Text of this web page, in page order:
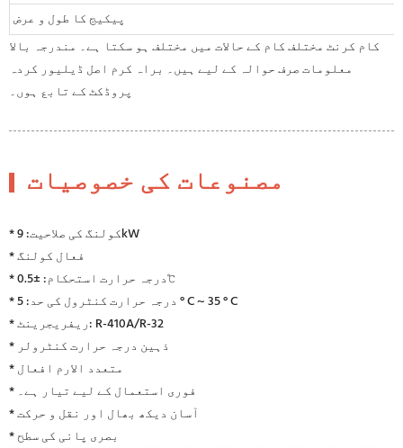
پیکیج کا طول و عرض
کام کرنٹ مختلف کام کے حالات میں مختلف ہو سکتا ہے۔ مندرجہ بالا
معلومات صرف حوالہ کے لیے ہیں۔ براہ کرم اصل ڈیلیور کردہ
پروڈکٹ کے تابع ہوں۔
مصنوعات کی خصوصیات
* کولنگ کی صلاحیت: 9kW
* فعال کولنگ
* درجہ حرارت استحکام: ±0.5℃
* درجہ حرارت کنٹرول کی حد: 5 ° C ~ 35 ° C
* ریفریجرینٹ: R-410A/R-32
* ذہین درجہ حرارت کنٹرولر
* متعدد الارم افعال
* فوری استعمال کے لیے تیار ہے۔
* آسان دیکھ بھال اور نقل و حرکت
* بصری پانی کی سطح